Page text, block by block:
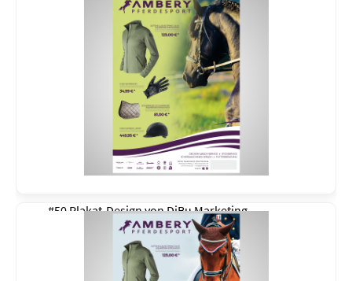
#50 Plakat-Design vonDiBu Marketing